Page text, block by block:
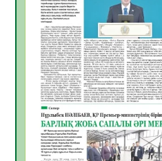
ҚҰРЫЛТАЙ САЙЛАУЫ
ЖАУАПКЕРШІЛІККЕ
05.08.2026
Мектептен – Ұлттық
04.08.2026
Үкіметтік емес
сыйлықақы
басталды